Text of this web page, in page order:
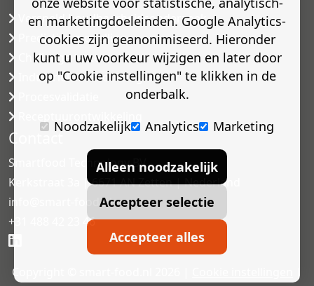
Versneld houdbaarheidsonderzoek
Predictive modelling
Challenge testen
Industriële microbiologie
Contact
Smartfood Technology BV
Kerkstraat 3a | 6671 AN Zetten | Nederland
info@smart-food.nl
+31 488 42 23 46
Copyright © smart-food.nl 2026 |
en marketingdoeleinden. Google Analytics-
cookies zijn geanonimiseerd. Hieronder
kunt u uw voorkeur wijzigen en later door
op "Cookie instellingen" te klikken in de
onderbalk.
Noodzakelijk
Analytics Marketing
Alleen noodzakelijk
Accepteer selectie
Accepteer alles